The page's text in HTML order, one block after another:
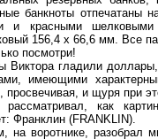
банкноты отпечатаны
и красными
156,4 х 66,6 мм. Все
посмотри!
Виктора гладили
имеющими
просвечивая, и щуря при
рассматривал, как
Франклин (FRANKLIN).
на воротнике, разобрал